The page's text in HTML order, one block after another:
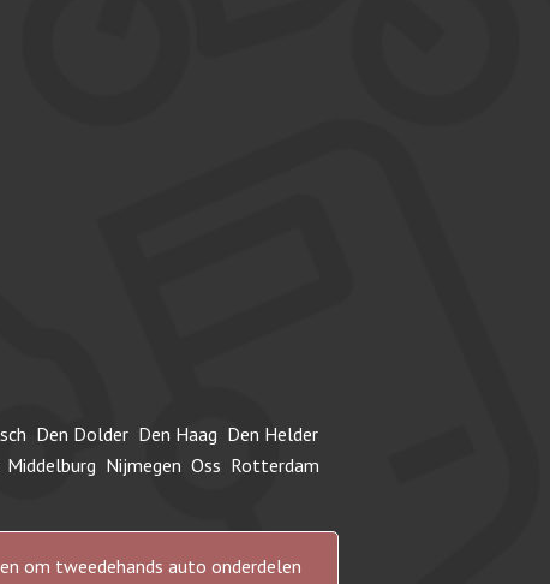
Den Dolder Den Haag Den Helder
Middelburg Nijmegen Oss Rotterdam
om tweedehands auto onderdelen